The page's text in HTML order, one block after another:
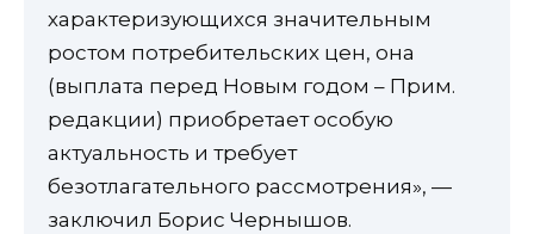
характеризующихся значительным
ростом потребительских цен, она
(выплата перед Новым годом – Прим.
редакции) приобретает особую
актуальность и требует
безотлагательного рассмотрения», —
заключил Борис Чернышов.